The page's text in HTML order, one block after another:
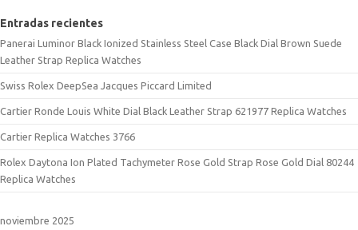
Entradas recientes
Panerai Luminor Black Ionized Stainless Steel Case Black Dial Brown Suede
Leather Strap Replica Watches
Swiss Rolex DeepSea Jacques Piccard Limited
Cartier Ronde Louis White Dial Black Leather Strap 621977 Replica Watches
Cartier Replica Watches 3766
Rolex Daytona Ion Plated Tachymeter Rose Gold Strap Rose Gold Dial 80244
Replica Watches
noviembre 2025